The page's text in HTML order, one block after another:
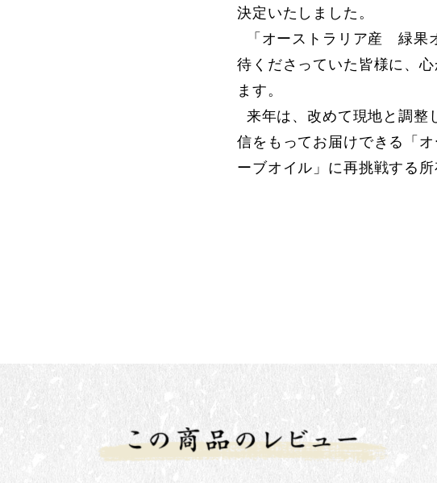
決定いたしました。
「オーストラリア産 緑果
待くださっていた皆様に、
ます。
来年は、改めて現地と調整
信をもってお届けできる「
ーブオイル」に再挑戦する所